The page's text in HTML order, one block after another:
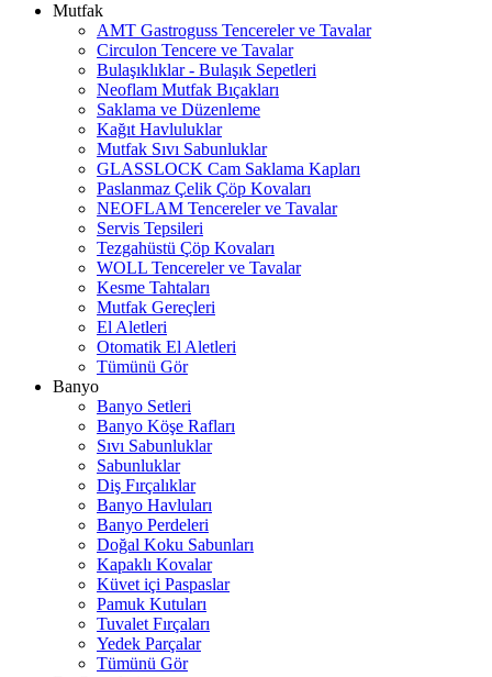
Mutfak
AMT Gastroguss Tencereler ve Tavalar
Circulon Tencere ve Tavalar
Bulaşıklıklar - Bulaşık Sepetleri
Neoflam Mutfak Bıçakları
Saklama ve Düzenleme
Kağıt Havluluklar
Mutfak Sıvı Sabunluklar
GLASSLOCK Cam Saklama Kapları
Paslanmaz Çelik Çöp Kovaları
NEOFLAM Tencereler ve Tavalar
Servis Tepsileri
Tezgahüstü Çöp Kovaları
WOLL Tencereler ve Tavalar
Kesme Tahtaları
Mutfak Gereçleri
El Aletleri
Otomatik El Aletleri
Tümünü Gör
Banyo
Banyo Setleri
Banyo Köşe Rafları
Sıvı Sabunluklar
Sabunluklar
Diş Fırçalıklar
Banyo Havluları
Banyo Perdeleri
Doğal Koku Sabunları
Kapaklı Kovalar
Küvet içi Paspaslar
Pamuk Kutuları
Tuvalet Fırçaları
Yedek Parçalar
Tümünü Gör